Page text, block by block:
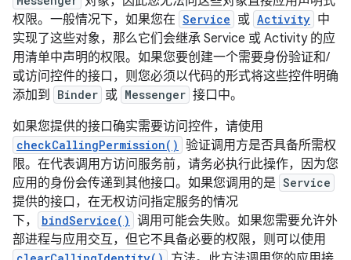
权限。一般情况下，如果您在 Service 或 Activity 中
实现了这些对象，那么它们会继承 Service 或 Activity 的应
用清单中声明的权限。如果您要创建一个需要身份验证和/
或访问控件的接口，则您必须以代码的形式将这些控件明确
添加到 Binder 或 Messenger 接口中。
如果您提供的接口确实需要访问控件，请使用
checkCallingPermission() 验证调用方是否具备所需权
限。在代表调用方访问服务前，请务必执行此操作，因为您
应用的身份会传递到其他接口。如果您调用的是 Service
提供的接口，在无权访问指定服务的情况
下，
bindService() 调用可能会失败。如果您需要允许外
部进程与应用交互，但它不具备必要的权限，则可以使用